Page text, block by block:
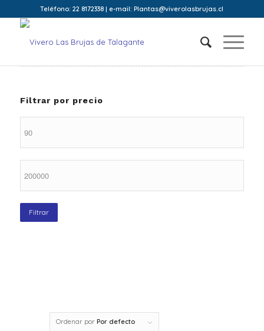
Teléfono: 22 8172338 | e-mail: Plantas@viverolasbrujas.cl
Ordenar por Por defecto
Filtrar por precio
Filtrar